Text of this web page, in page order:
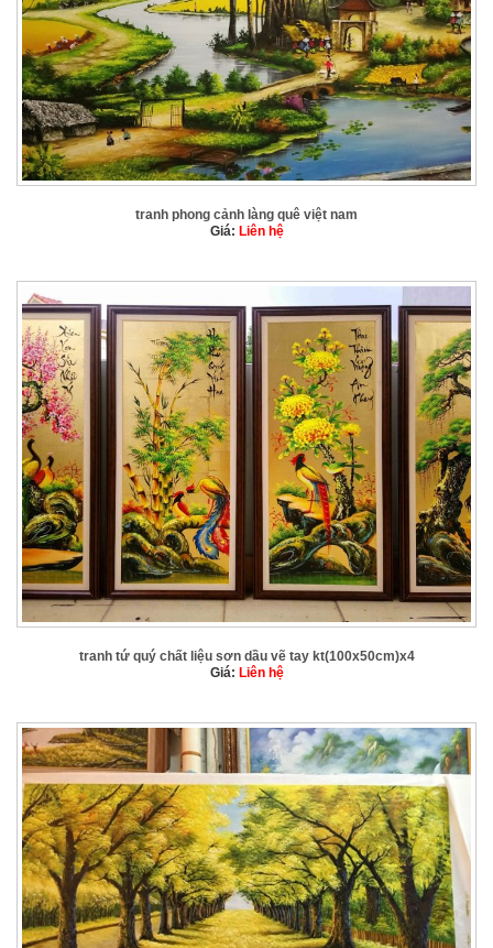
tranh phong cảnh làng quê việt nam
Giá: Liên hệ
tranh tứ quý chất liệu sơn dầu vẽ tay kt(100x50cm)x4
Giá: Liên hệ